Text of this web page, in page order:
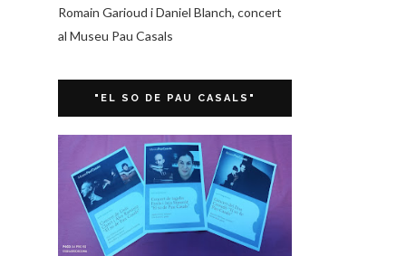
Romain Garioud i Daniel Blanch, concert
al Museu Pau Casals
"EL SO DE PAU CASALS"